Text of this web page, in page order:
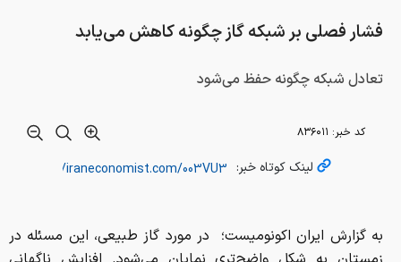
فشار فصلی بر شبکه گاز چگونه کاهش می‌یابد
تعادل شبکه چگونه حفظ می‌شود
کد خبر: ۸۳۶۰۱۱
لینک کوتاه خبر:
به گزارش ایران اکونومیست؛ در مورد گاز طبیعی، این مسئله در